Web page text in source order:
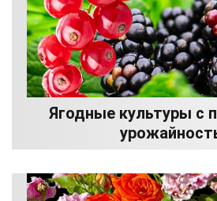
Ягодные культуры с